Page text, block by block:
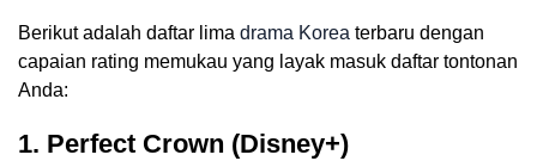
Berikut adalah daftar lima drama Korea terbaru dengan
capaian rating memukau yang layak masuk daftar tontonan
Anda:
1. Perfect Crown (Disney+)